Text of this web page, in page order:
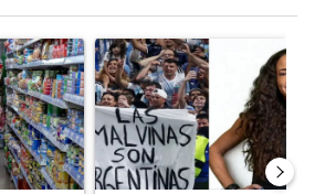
con el título "La inflación en CABA
Un artículo de tendencia con